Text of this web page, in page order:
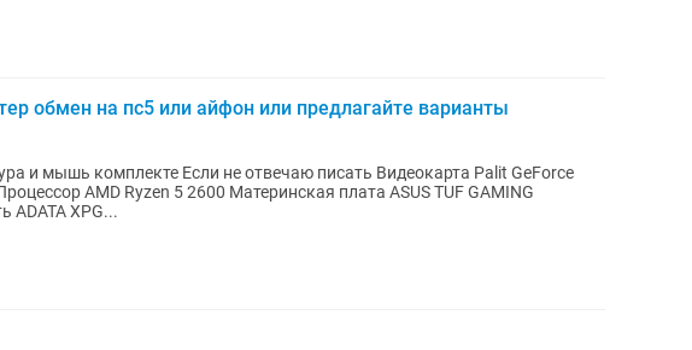
обмен на пс5 или айфон или предлагайте варианты
не отвечаю писать Видеокарта Palit GeForce
AMD Ryzen 5 2600 Материнская плата ASUS TUF GAMING
ADATA XPG...